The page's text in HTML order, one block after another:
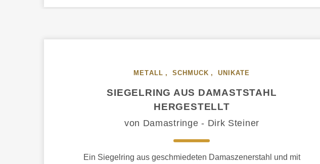
METALL , SCHMUCK , UNIKATE
SIEGELRING AUS DAMASTSTAHL
HERGESTELLT
von Damastringe - Dirk Steiner
Ein Siegelring aus geschmiedeten Damaszenerstahl und mit